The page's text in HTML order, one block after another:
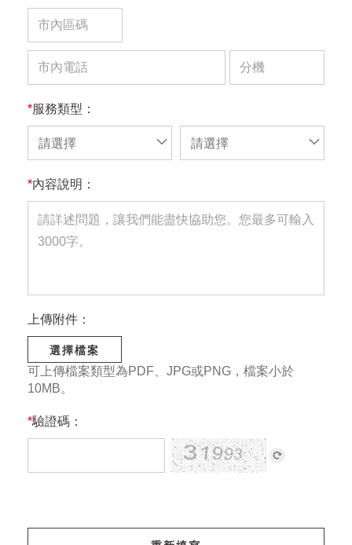
*服務類型：
請選擇 請選擇
*內容說明：
上傳附件：
選擇檔案
可上傳檔案類型為PDF、JPG或PNG，檔案小於
10MB。
*驗證碼：